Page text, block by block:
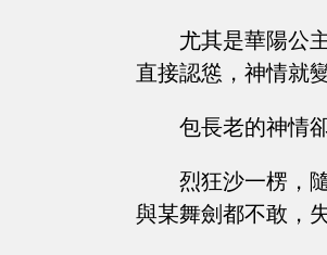
尤其是華陽公
直接認慫，神情就
包長老的神情
烈狂沙一楞，
與某舞劍都不敢，